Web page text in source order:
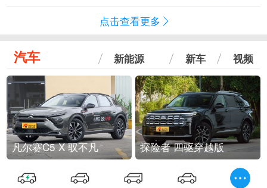
点击查看更多
汽车 新能源 新车 视频
凡尔赛C5 X 驭不凡 探险者 四驱穿越版